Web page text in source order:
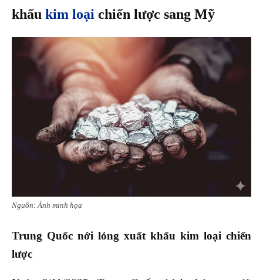
khẩu kim loại chiến lược sang Mỹ
Nguồn: Ảnh minh họa
Trung Quốc nới lỏng xuất khẩu kim loại chiến
lược